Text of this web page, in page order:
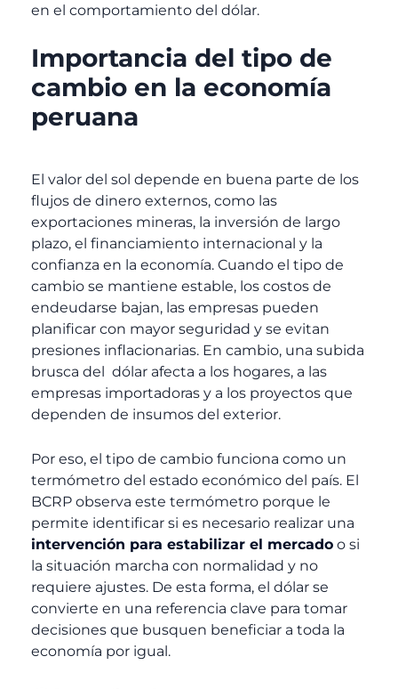
en el comportamiento del dólar.
Importancia del tipo de
cambio en la economía
peruana
El valor del sol depende en buena parte de los
flujos de dinero externos, como las
exportaciones mineras, la inversión de largo
plazo, el financiamiento internacional y la
confianza en la economía. Cuando el tipo de
cambio se mantiene estable, los costos de
endeudarse bajan, las empresas pueden
planificar con mayor seguridad y se evitan
presiones inflacionarias. En cambio, una subida
brusca del dólar afecta a los hogares, a las
empresas importadoras y a los proyectos que
dependen de insumos del exterior.
Por eso, el tipo de cambio funciona como un
termómetro del estado económico del país. El
BCRP observa este termómetro porque le
permite identificar si es necesario realizar una
intervención para estabilizar el mercado o si
la situación marcha con normalidad y no
requiere ajustes. De esta forma, el dólar se
convierte en una referencia clave para tomar
decisiones que busquen beneficiar a toda la
economía por igual.